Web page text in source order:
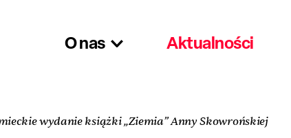
O nas Aktualności
wydanie książki „Ziemia” Anny Skowrońskiej